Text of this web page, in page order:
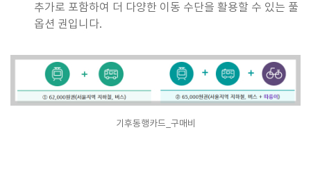
추가로 포함하여 더 다양한 이동 수단을 활용할 수 있는 풀
옵션 권입니다.
기후동행카드_구매비